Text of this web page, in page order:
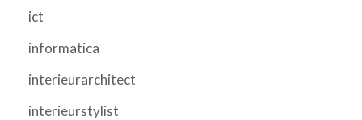
ict
informatica
interieurarchitect
interieurstylist